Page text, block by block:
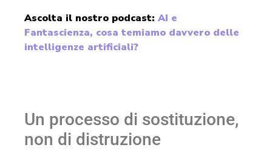
Ascolta il nostro podcast: AI e
Fantascienza, cosa temiamo davvero delle
intelligenze artificiali?
Un processo di sostituzione,
non di distruzione